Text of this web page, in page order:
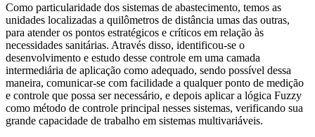
Como particularidade dos sistemas de abastecimento, temos as
unidades localizadas a quilômetros de distância umas das outras,
para atender os pontos estratégicos e críticos em relação às
necessidades sanitárias. Através disso, identificou-se o
desenvolvimento e estudo desse controle em uma camada
intermediária de aplicação como adequado, sendo possível dessa
maneira, comunicar-se com facilidade a qualquer ponto de medição
e controle que possa ser necessário, e depois aplicar a lógica Fuzzy
como método de controle principal nesses sistemas, verificando sua
grande capacidade de trabalho em sistemas multivariáveis.